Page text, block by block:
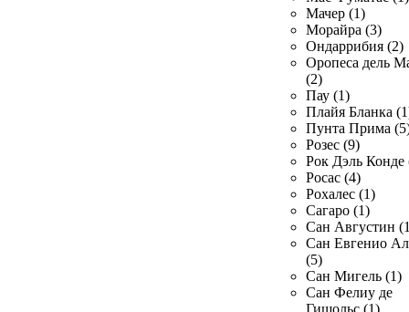
Мачер (1)
Морайра (3)
Ондаррибия (2)
Оропеса дель
(2)
Пау (1)
Плайя Бланка
Пунта Прима
Розес (9)
Рок Дэль Конде
Росас (4)
Рохалес (1)
Сагаро (1)
Сан Августин
Сан Евгенио
(5)
Сан Мигель (1)
Сан Фелиу де
Гишольс (1)